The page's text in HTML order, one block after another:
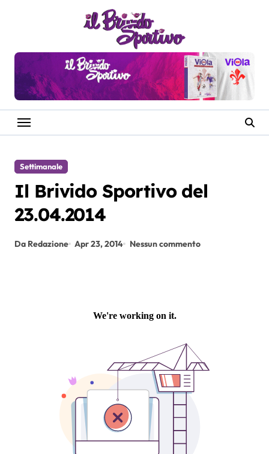
Settimanale
Il Brivido Sportivo del
23.04.2014
Da Redazione Apr 23, 2014 Nessun commento